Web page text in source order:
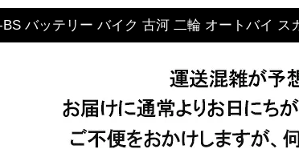
バッテリー バイク 古河 二輪 オートバイ ス